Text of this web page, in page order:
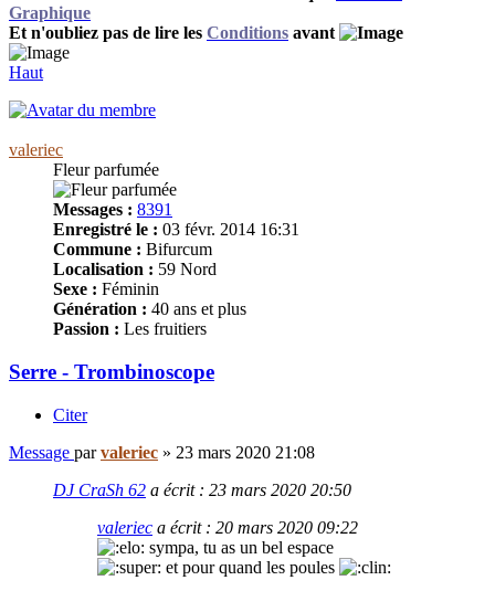
Graphique
Et n'oubliez pas de lire les Conditions avant
Haut
valeriec
Fleur parfumée
Messages : 8391
Enregistré le : 03 févr. 2014 16:31
Commune : Bifurcum
Localisation : 59 Nord
Sexe : Féminin
Génération : 40 ans et plus
Passion : Les fruitiers
Serre - Trombinoscope
Citer
Message parvaleriec » 23 mars 2020 21:08
DJ CraSh 62 a écrit : 23 mars 2020 20:50
valeriec a écrit : 20 mars 2020 09:22
sympa, tu as un bel espace
et pour quand les poules